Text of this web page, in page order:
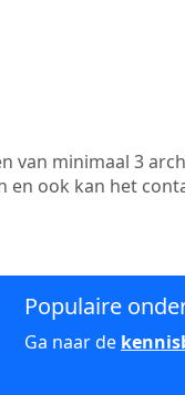
van minimaal 3
en ook kan het
Populaire
Ga naar de